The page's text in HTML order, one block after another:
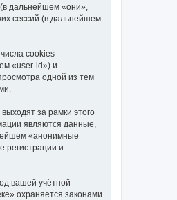
дальнейшем «они»,
сессий (в дальнейшем
cookies
«user-id») и
одной из тем
за рамки этого
являются данные,
«анонимные
регистрации и
вашей учётной
охраняется законами